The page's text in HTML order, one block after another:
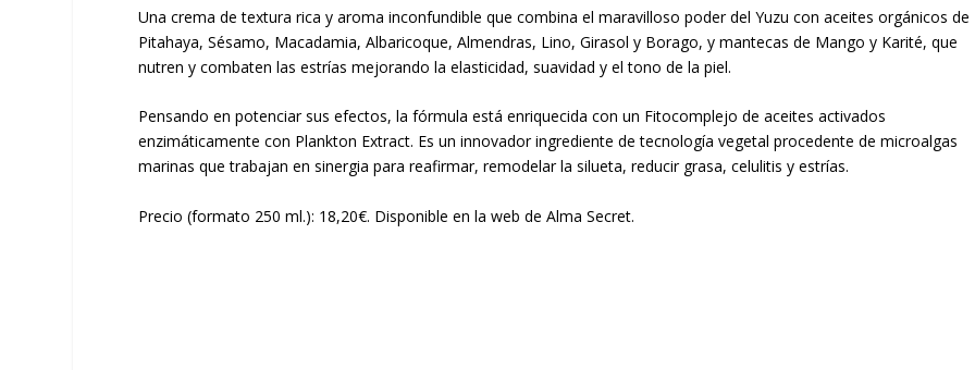
Una crema de textura rica y aroma inconfundible que combina el maravilloso poder del Yuzu con aceites orgánicos de
Pitahaya, Sésamo, Macadamia, Albaricoque, Almendras, Lino, Girasol y Borago, y mantecas de Mango y Karité, que
nutren y combaten las estrías mejorando la elasticidad, suavidad y el tono de la piel.
Pensando en potenciar sus efectos, la fórmula está enriquecida con un Fitocomplejo de aceites activados
enzimáticamente con Plankton Extract. Es un innovador ingrediente de tecnología vegetal procedente de microalgas
marinas que trabajan en sinergia para reafirmar, remodelar la silueta, reducir grasa, celulitis y estrías.
Precio (formato 250 ml.): 18,20€. Disponible en la web deAlma Secret.